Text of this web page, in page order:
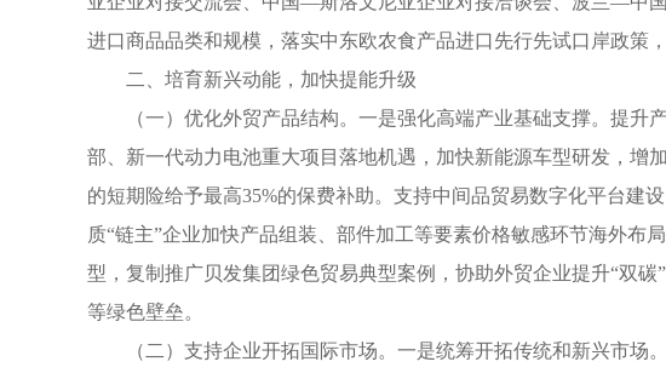
进口商品品类和规模，落实中东欧农食产品进口先行先试口岸政策
二、培育新兴动能，加快提能升级
（一）优化外贸产品结构。一是强化高端产业基础支撑。提
部、新一代动力电池重大项目落地机遇，加快新能源车型研发，增
的短期险给予最高35%的保费补助。支持中间品贸易数字化平台建
质“链主”企业加快产品组装、部件加工等要素价格敏感环节海外
型，复制推广贝发集团绿色贸易典型案例，协助外贸企业提升“双
等绿色壁垒。
（二）支持企业开拓国际市场。一是统筹开拓传统和新兴市